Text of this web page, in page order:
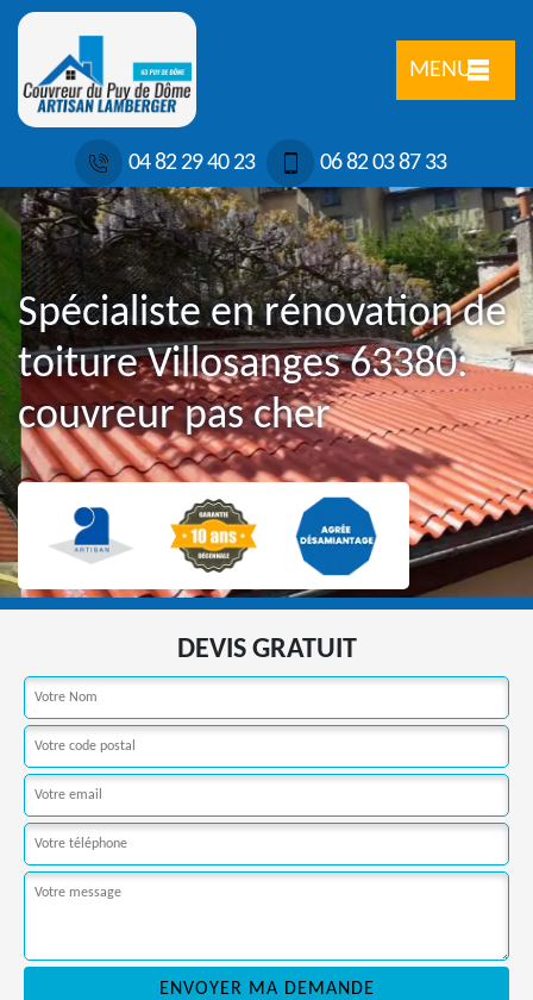
MENU
04 82 29 40 23 06 82 03 87 33
Spécialiste en rénovation de
toiture Villosanges 63380:
couvreur pas cher
DEVIS GRATUIT